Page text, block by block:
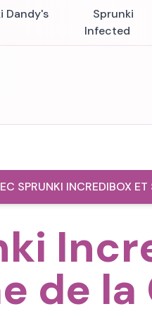
Dandy's
Sprunki
Infected
SPRUNKI INCREDIBOX ET
de